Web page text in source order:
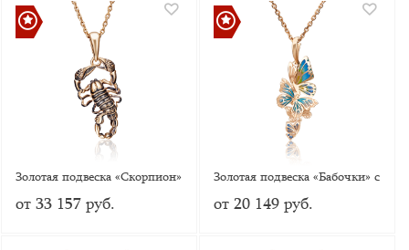
Золотая подвеска «Скорпион»
с эмалью
от 33 157 руб.
Золотая подвеска «Бабочки» с
эмалью
от 20 149 руб.